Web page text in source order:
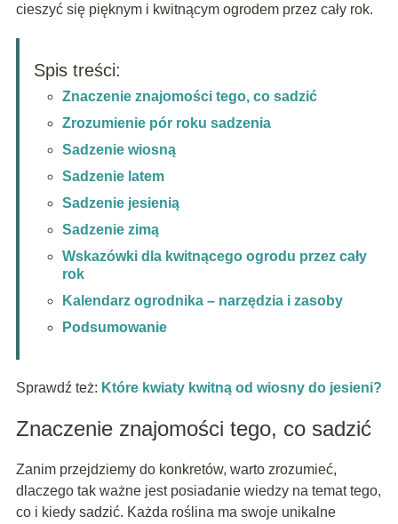
cieszyć się pięknym i kwitnącym ogrodem przez cały rok.
Spis treści:
Znaczenie znajomości tego, co sadzić
Zrozumienie pór roku sadzenia
Sadzenie wiosną
Sadzenie latem
Sadzenie jesienią
Sadzenie zimą
Wskazówki dla kwitnącego ogrodu przez cały
rok
Kalendarz ogrodnika – narzędzia i zasoby
Podsumowanie
Sprawdź też: Które kwiaty kwitną od wiosny do jesieni?
Znaczenie znajomości tego, co sadzić
Zanim przejdziemy do konkretów, warto zrozumieć,
dlaczego tak ważne jest posiadanie wiedzy na temat tego,
co i kiedy sadzić. Każda roślina ma swoje unikalne